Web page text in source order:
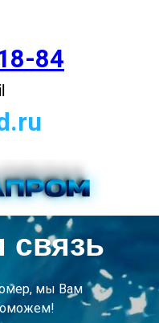
84
связь
мы Вам